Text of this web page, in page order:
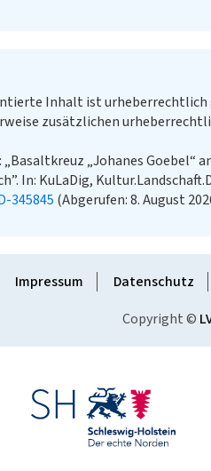
Inhalt ist urheberrechtlich
zusätzlichen
„Johanes Goebel“
In: KuLaDig,
345845 (Abgerufen: 8. August
Impressum Datenschutz
Copyright ©